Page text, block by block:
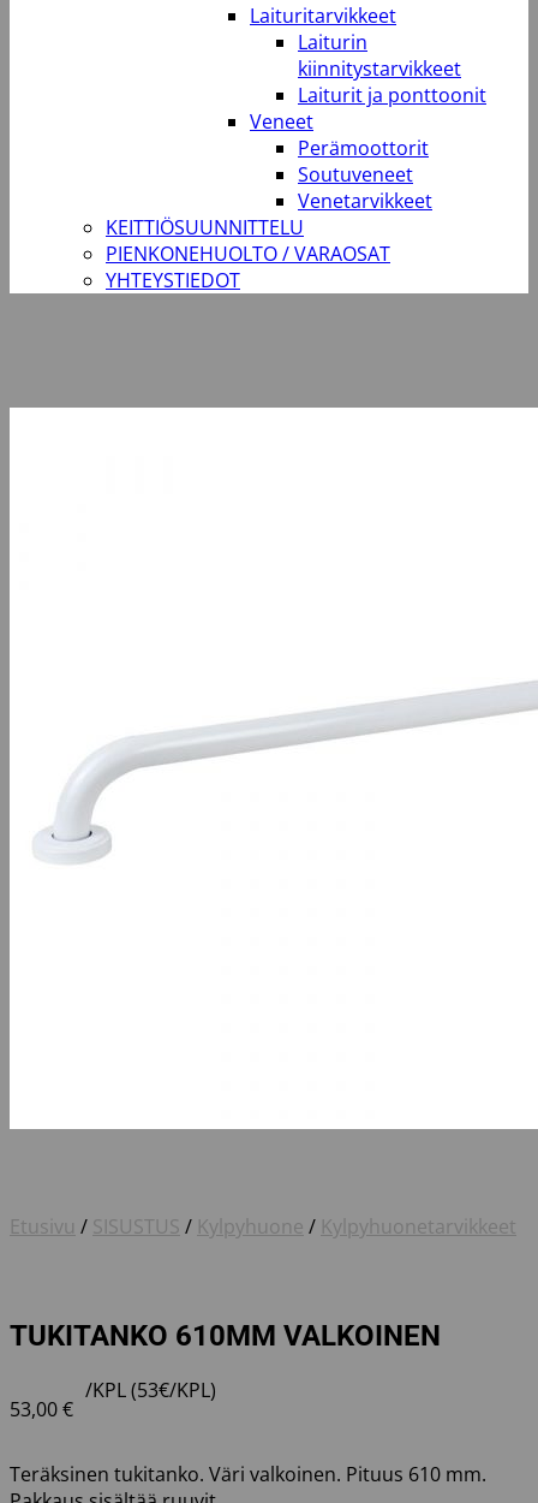
Laituritarvikkeet
Laiturin
kiinnitystarvikkeet
Laiturit ja ponttoonit
Veneet
Perämoottorit
Soutuveneet
Venetarvikkeet
KEITTIÖSUUNNITTELU
PIENKONEHUOLTO / VARAOSAT
YHTEYSTIEDOT
Etusivu / SISUSTUS / Kylpyhuone / Kylpyhuonetarvikkeet
TUKITANKO 610MM VALKOINEN
53,00€
/KPL (53€/KPL)
Teräksinen tukitanko. Väri valkoinen. Pituus 610 mm.